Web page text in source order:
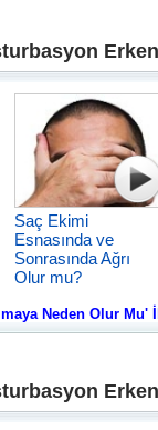
Saç Ekimi
Esnasında ve
Sonrasında Ağrı
Olur mu?
Neden Olur